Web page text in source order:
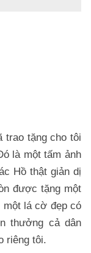
trao tặng cho tôi
là một tấm ảnh
Hồ thật giản dị
được tặng một
một lá cờ đẹp có
thưởng cả dân
riêng tôi.